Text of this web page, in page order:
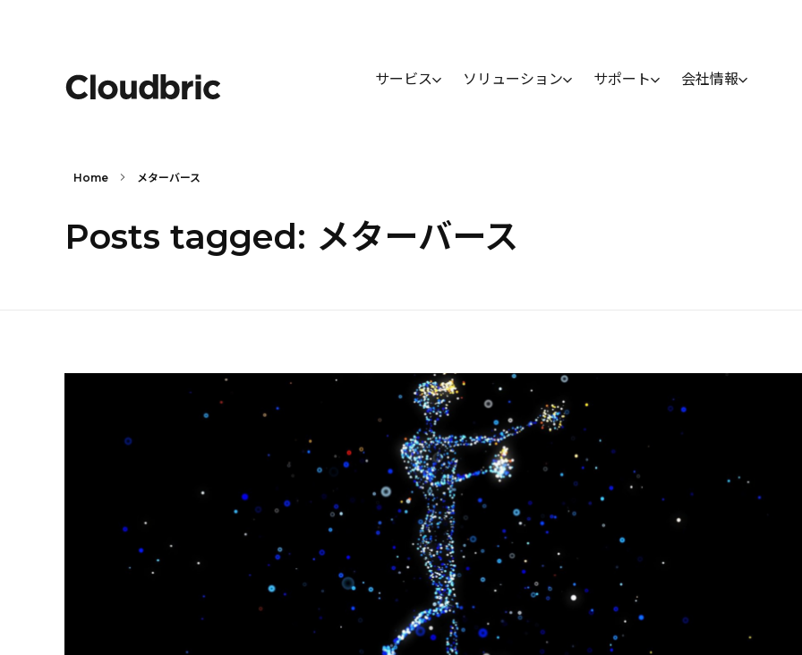
サービス ソリューション サポート 会社情報
Home メターバース
Posts tagged: メターバース